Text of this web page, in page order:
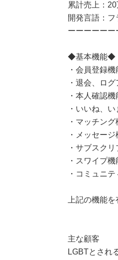
累計売上：
開発言語：フ
ーーーーーー
◆基本機能◆
・会員登録
・退会、ロ
・本人確認機
・いいね、
・マッチング
・メッセー
・サブスク
・スワイプ
・コミュニ
上記の機能
主な顧客
LGBTとされ